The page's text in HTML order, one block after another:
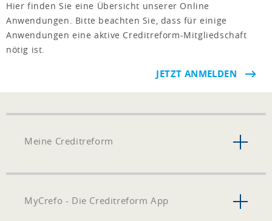
Hier finden Sie eine Übersicht unserer Online
Anwendungen. Bitte beachten Sie, dass für einige
Anwendungen eine aktive Creditreform-Mitgliedschaft
nötig ist.
JETZT ANMELDEN
Meine Creditreform
MyCrefo - Die Creditreform App